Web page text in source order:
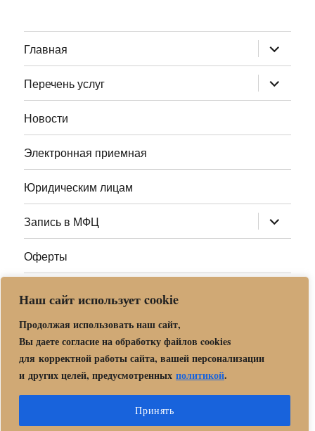
Наш сайт использует cookie
Продолжая использовать наш сайт,
Вы даете согласие на обработку файлов cookies
для корректной работы сайта, вашей персонализации
и других целей, предусмотренных политикой.
Принять
Главная раскрыть
дочернее
меню
Перечень услуг
раскрыть
дочернее
меню
Новости
Электронная приемная
Юридическим лицам
Запись в МФЦ раскрыть
дочернее
меню
Оферты
Адреса МФЦ МО
Центр государственных и муниципальных услуг «Мои
документы» в г. о. Орехово-Зуево
Политика обработки и защиты персональных данных в «МБУ
МФЦ Орехово-Зуевского городского округа Московской области»